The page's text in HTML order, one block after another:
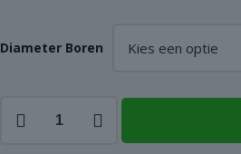
Diameter Boren
Economic